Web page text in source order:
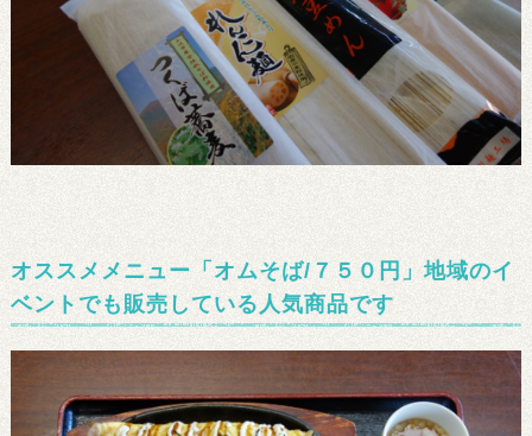
オススメメニュー「オムそば/７５０円」地域のイ
ベントでも販売している人気商品です